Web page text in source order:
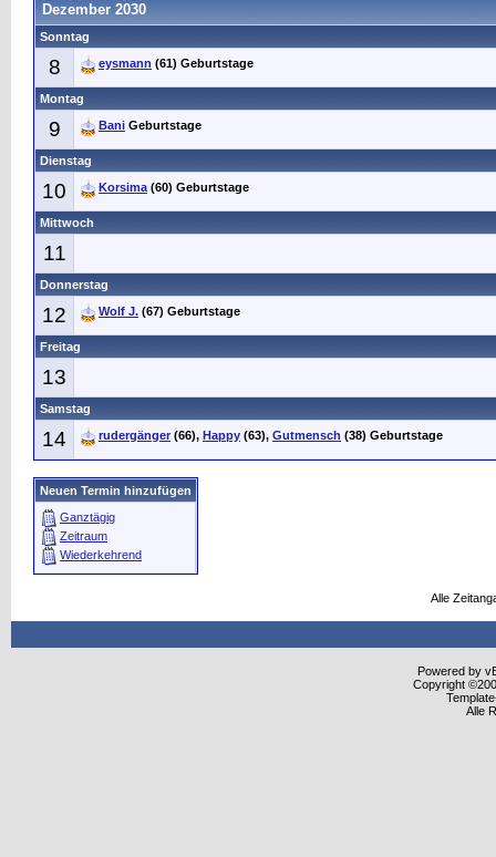
Dezember 2030
Sonntag
8 eysmann (61) Geburtstage
Montag
9 Bani Geburtstage
Dienstag
10 Korsima(60) Geburtstage
Mittwoch
11
Donnerstag
12 Wolf J. (67) Geburtstage
Freitag
13
Samstag
14 rudergänger (66), Happy (63), Gutmensch (38) Geburtstage
Neuen Termin hinzufügen
Ganztägig
Zeitraum
Wiederkehrend
Alle
Powered by
Copyright
Alle